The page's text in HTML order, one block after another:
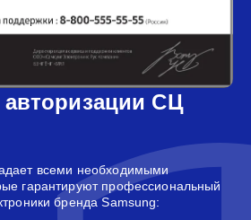
СЦ
всеми необходимыми
гарантируют профессиональный
бренда Samsung: